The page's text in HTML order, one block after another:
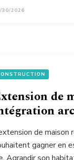
30/2026
de
de
gagner en